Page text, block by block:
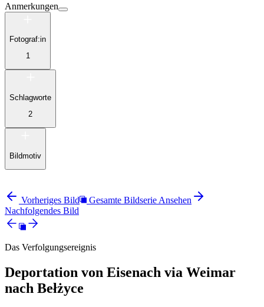
Anmerkungen
Fotograf:in
1
Schlagworte
2
Bildmotiv
Vorheriges Bild
Gesamte Bildserie Ansehen
Nachfolgendes Bild
Das Verfolgungsereignis
Deportation von Eisenach via Weimar
nach Bełżyce